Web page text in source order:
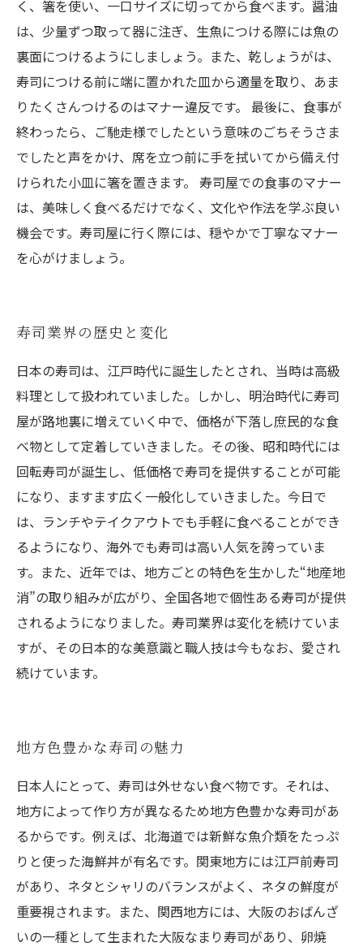
く、箸を使い、一口サイズに切ってから食べます。醤油
は、少量ずつ取って器に注ぎ、生魚につける際には魚の
裏面につけるようにしましょう。また、乾しょうがは、
寿司につける前に端に置かれた皿から適量を取り、あま
りたくさんつけるのはマナー違反です。 最後に、食事が
終わったら、ご馳走様でしたという意味のごちそうさま
でしたと声をかけ、席を立つ前に手を拭いてから備え付
けられた小皿に箸を置きます。 寿司屋での食事のマナー
は、美味しく食べるだけでなく、文化や作法を学ぶ良い
機会です。寿司屋に行く際には、穏やかで丁寧なマナー
を心がけましょう。
寿司業界の歴史と変化
日本の寿司は、江戸時代に誕生したとされ、当時は高級
料理として扱われていました。しかし、明治時代に寿司
屋が路地裏に増えていく中で、価格が下落し庶民的な食
べ物として定着していきました。その後、昭和時代には
回転寿司が誕生し、低価格で寿司を提供することが可能
になり、ますます広く一般化していきました。今日で
は、ランチやテイクアウトでも手軽に食べることができ
るようになり、海外でも寿司は高い人気を誇っていま
す。また、近年では、地方ごとの特色を生かした“地産地
消”の取り組みが広がり、全国各地で個性ある寿司が提供
されるようになりました。寿司業界は変化を続けていま
すが、その日本的な美意識と職人技は今もなお、愛され
続けています。
地方色豊かな寿司の魅力
日本人にとって、寿司は外せない食べ物です。それは、
地方によって作り方が異なるため地方色豊かな寿司があ
るからです。例えば、北海道では新鮮な魚介類をたっぷ
りと使った海鮮丼が有名です。関東地方には江戸前寿司
があり、ネタとシャリのバランスがよく、ネタの鮮度が
重要視されます。また、関西地方には、大阪のおばんざ
いの一種として生まれた大阪なまり寿司があり、卵焼